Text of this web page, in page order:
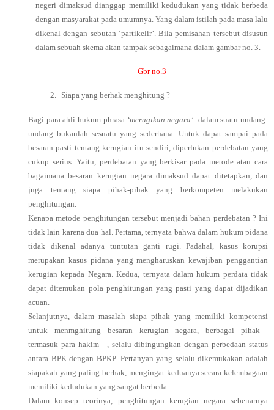
negeri dimaksud dianggap memiliki kedudukan yang tidak berbeda
dengan masyarakat pada umumnya. Yang dalam istilah pada masa lalu
dikenal dengan sebutan ‘partikelir’. Bila pemisahan tersebut disusun
dalam sebuah skema akan tampak sebagaimana dalam gambar no. 3.
Gbr no.3
2. Siapa yang berhak menghitung ?
Bagi para ahli hukum phrasa ‘merugikan negara’ dalam suatu undang-
undang bukanlah sesuatu yang sederhana. Untuk dapat sampai pada
besaran pasti tentang kerugian itu sendiri, diperlukan perdebatan yang
cukup serius. Yaitu, perdebatan yang berkisar pada metode atau cara
bagaimana besaran kerugian negara dimaksud dapat ditetapkan, dan
juga tentang siapa pihak-pihak yang berkompeten melakukan
penghitungan.
Kenapa metode penghitungan tersebut menjadi bahan perdebatan ? Ini
tidak lain karena dua hal. Pertama, ternyata bahwa dalam hukum pidana
tidak dikenal adanya tuntutan ganti rugi. Padahal, kasus korupsi
merupakan kasus pidana yang mengharuskan kewajiban penggantian
kerugian kepada Negara. Kedua, ternyata dalam hukum perdata tidak
dapat ditemukan pola penghitungan yang pasti yang dapat dijadikan
acuan.
Selanjutnya, dalam masalah siapa pihak yang memiliki kompetensi
untuk menmghitung besaran kerugian negara, berbagai pihak—
termasuk para hakim --, selalu dibingungkan dengan perbedaan status
antara BPK dengan BPKP. Pertanyan yang selalu dikemukakan adalah
siapakah yang paling berhak, mengingat keduanya secara kelembagaan
memiliki kedudukan yang sangat berbeda.
Dalam konsep teorinya, penghitungan kerugian negara sebenarnya